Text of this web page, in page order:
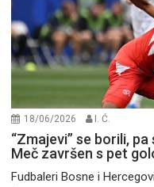
18/06/2026 I. Ć.
“Zmajevi” se borili,
Meč završen s pet
Fudbaleri Bosne i